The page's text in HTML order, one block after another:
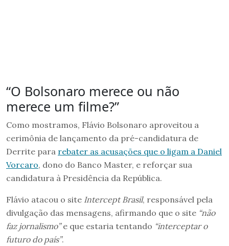
“O Bolsonaro merece ou não
merece um filme?”
Como mostramos, Flávio Bolsonaro aproveitou a
cerimônia de lançamento da pré-candidatura de
Derrite para rebater as acusações que o ligam a Daniel
Vorcaro, dono do Banco Master, e reforçar sua
candidatura à Presidência da República.
Flávio atacou o site Intercept Brasil, responsável pela
divulgação das mensagens, afirmando que o site “não
faz jornalismo”e que estaria tentando “interceptar o
futuro do país”.